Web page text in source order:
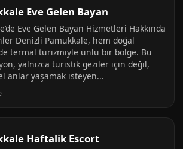
Eve Gelen Bayan
Eve Gelen Bayan Hizmetleri Hakkında
Denizli Pamukkale, hem doğal
termal turizmiyle ünlü bir bölge. Bu
yalnızca turistik geziler için değil,
anlar yaşamak isteyen...
Haftalik Escort